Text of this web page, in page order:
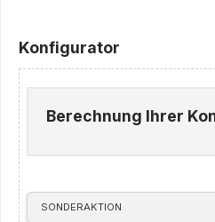
Konfigurator
SONDERAKTION
Berechnung Ihrer